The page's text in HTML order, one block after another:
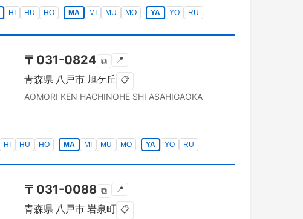
HI HU HO MA MI MU MO YA YO RU
〒 031-0824 ⧉ 📍
青森県 八戸市 旭ケ丘 📋
AOMORI KEN HACHINOHE SHI ASAHIGAOKA
HI HU HO MA MI MU MO YA YO RU
〒 031-0088 ⧉ 📍
青森県 八戸市 岩泉町 📋